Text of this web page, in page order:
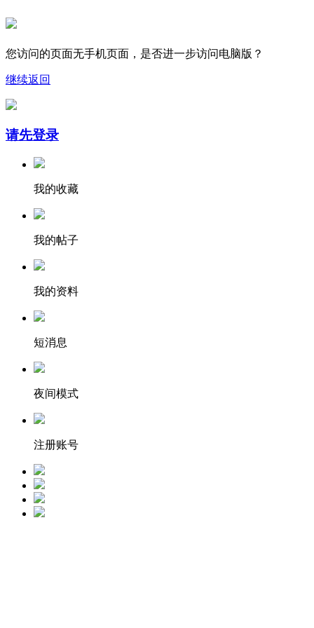
您访问的页面无手机页面，是否进一步访问电脑版？
继续返回
请先登录
我的收藏
我的帖子
我的资料
短消息
夜间模式
注册账号